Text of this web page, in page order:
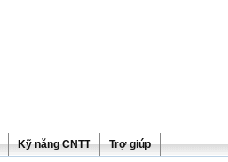
Kỹ năng CNTT Trợ giúp